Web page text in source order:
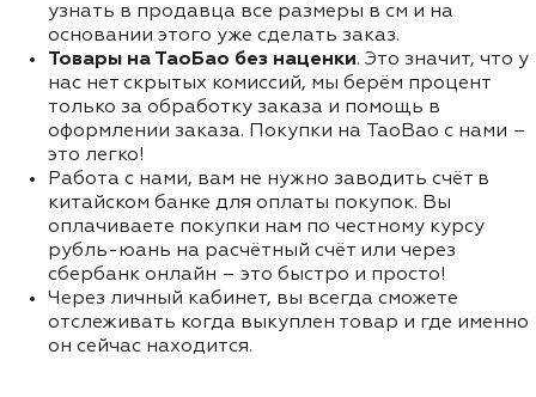
узнать в продавца все размеры в см и на
основании этого уже сделать заказ.
Товары на ТаоБао без наценки. Это значит, что у
нас нет скрытых комиссий, мы берём процент
только за обработку заказа и помощь в
оформлении заказа. Покупки на TaoBao с нами –
это легко!
Работа с нами, вам не нужно заводить счёт в
китайском банке для оплаты покупок. Вы
оплачиваете покупки нам по честному курсу
рубль-юань на расчётный счёт или через
сбербанк онлайн – это быстро и просто!
Через личный кабинет, вы всегда сможете
отслеживать когда выкуплен товар и где именно
он сейчас находится.